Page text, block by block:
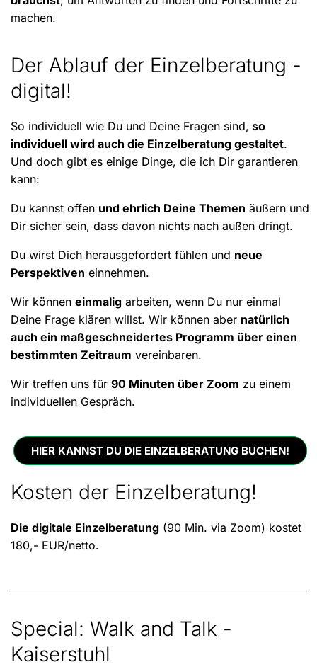
machen.
Der Ablauf der Einzelberatung -
digital!
So individuell wie Du und Deine Fragen sind, so
individuell wird auch die Einzelberatung gestaltet.
Und doch gibt es einige Dinge, die ich Dir garantieren
kann:
Du kannst offen und ehrlich Deine Themen äußern und
Dir sicher sein, dass davon nichts nach außen dringt.
Du wirst Dich herausgefordert fühlen und neue
Perspektiven einnehmen.
Wir können einmalig arbeiten, wenn Du nur einmal
Deine Frage klären willst. Wir können aber natürlich
auch ein maßgeschneidertes Programm über einen
bestimmten Zeitraum vereinbaren.
Wir treffen uns für 90 Minuten über Zoom zu einem
individuellen Gespräch.
HIER KANNST DU DIE EINZELBERATUNG BUCHEN!
Kosten der Einzelberatung!
Die digitale Einzelberatung (90 Min. via Zoom) kostet
180,- EUR/netto.
Special: Walk and Talk -
Kaiserstuhl